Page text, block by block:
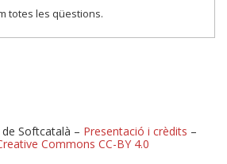
totes les qüestions.
Softcatalà – Presentació i crèdits –
Commons CC-BY 4.0